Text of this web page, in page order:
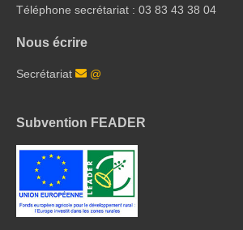
Téléphone secrétariat : 03 83 43 38 04
Nous écrire
Secrétariat @
Subvention FEADER